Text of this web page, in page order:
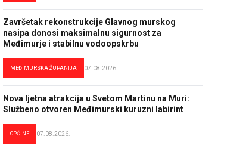
Završetak rekonstrukcije Glavnog murskog
nasipa donosi maksimalnu sigurnost za
Međimurje i stabilnu vodoopskrbu
MEĐIMURSKA ŽUPANIJA 07.08.2026.
Nova ljetna atrakcija u Svetom Martinu na Muri:
Službeno otvoren Međimurski kuruzni labirint
OPĆINE 07.08.2026.